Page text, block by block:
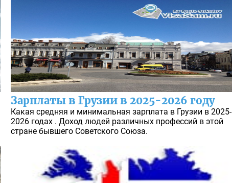
Зарплаты в Грузии в 2025-2026 году
Какая средняя и минимальная зарплата в Грузии в 2025-
2026 годах . Доход людей различных профессий в этой
стране бывшего Советского Союза.